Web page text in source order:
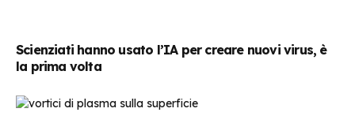
Scienziati hanno usato l’IA per creare nuovi virus, è
la prima volta